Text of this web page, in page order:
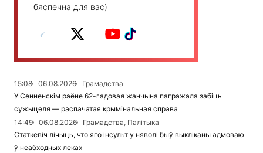
бяспечна для вас)
15:08 06.08.2026
Грамадства
У Сенненскім раёне 62-гадовая жанчына пагражала забіць
сужыцеля — распачатая крымінальная справа
14:49
06.08.2026
Грамадства, Палітыка
Статкевіч лічыць, что яго інсульт у няволі быў выкліканы адмоваю
ў неабходных леках